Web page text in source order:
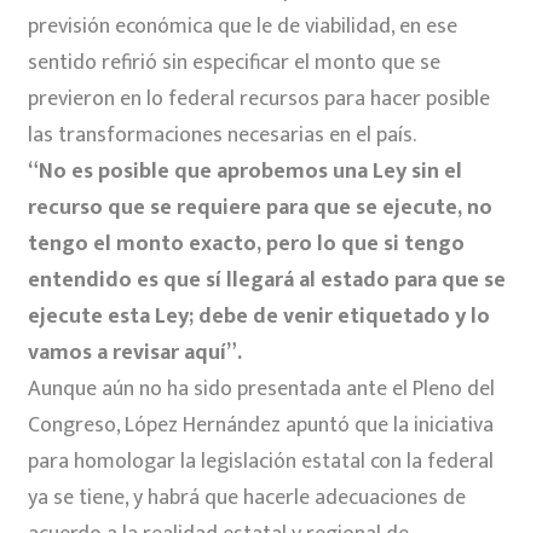
previsión económica que le de viabilidad, en ese
sentido refirió sin especificar el monto que se
previeron en lo federal recursos para hacer posible
las transformaciones necesarias en el país.
“No es posible que aprobemos una Ley sin el
recurso que se requiere para que se ejecute, no
tengo el monto exacto, pero lo que si tengo
entendido es que sí llegará al estado para que se
ejecute esta Ley; debe de venir etiquetado y lo
vamos a revisar aquí”.
Aunque aún no ha sido presentada ante el Pleno del
Congreso, López Hernández apuntó que la iniciativa
para homologar la legislación estatal con la federal
ya se tiene, y habrá que hacerle adecuaciones de